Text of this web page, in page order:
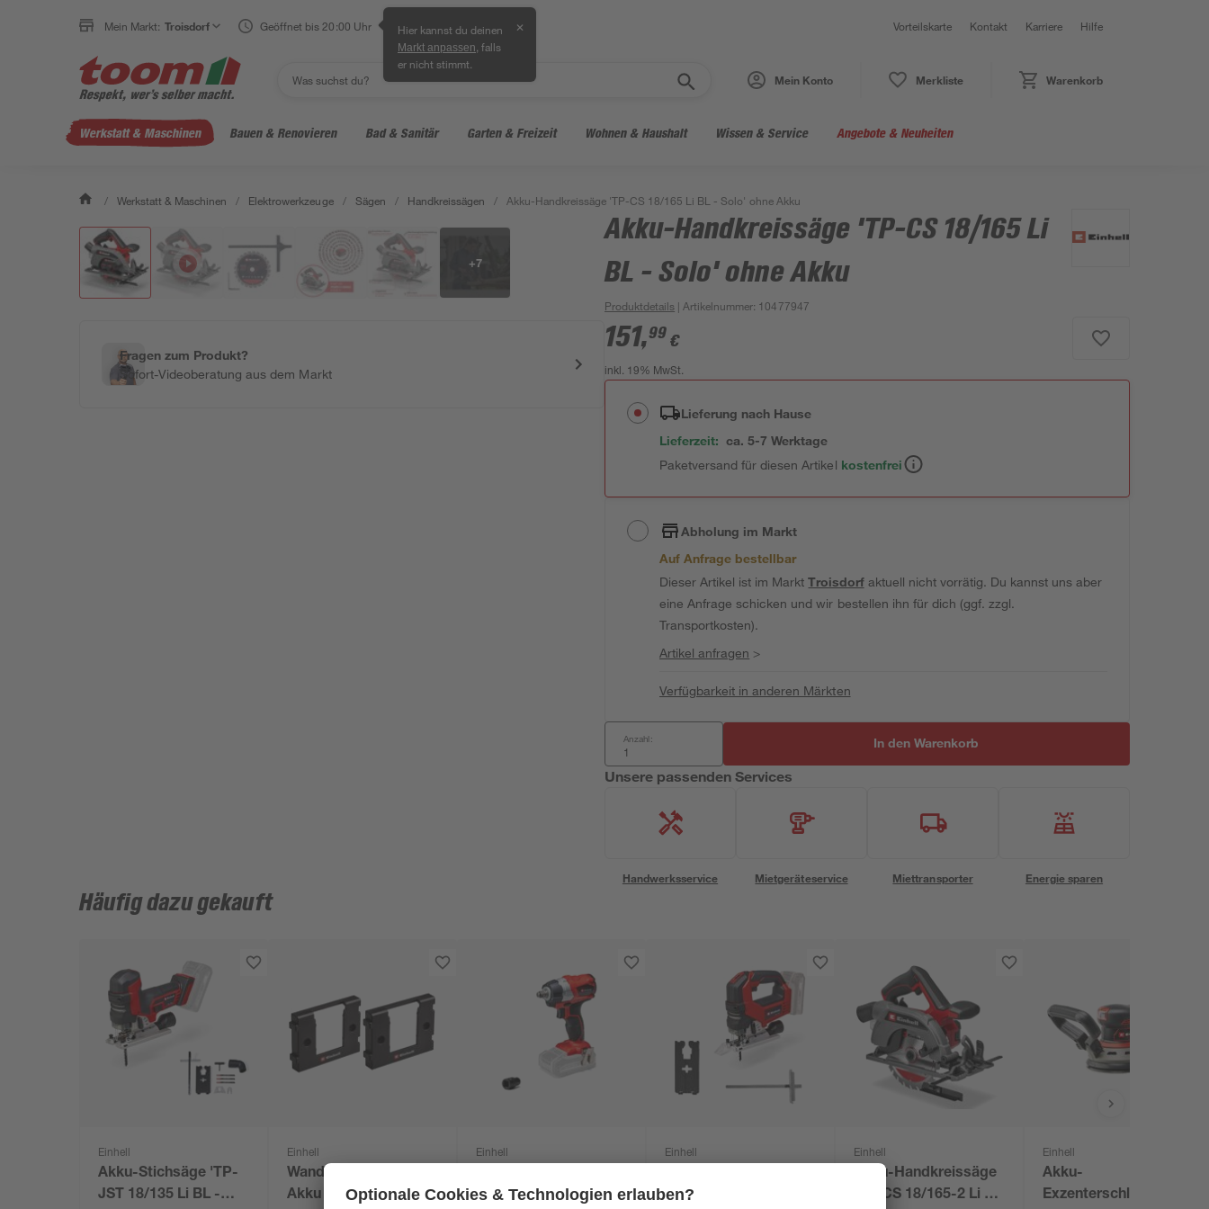
Mein Markt: Troisdorf Geöffnet bis 20:00 Uhr Hier kannst du deinen
Markt anpassen , falls
er nicht stimmt.
✕ Vorteilskarte Kontakt Karriere Hilfe
Mein Konto Merkliste Warenkorb
Werkstatt & Maschinen Bauen & Renovieren Bad & Sanitär Garten & Freizeit Wohnen & Haushalt Wissen & Service Angebote & Neuheiten
/ Werkstatt & Maschinen / Elektrowerkzeuge / Sägen / Handkreissägen / Akku-Handkreissäge 'TP-CS 18/165 Li BL - Solo' ohne Akku
+7
Fragen zum Produkt?
Sofort-Videoberatung aus dem Markt
Akku-Handkreissäge 'TP-CS 18/165 Li
BL - Solo' ohne Akku
Produktdetails | Artikelnummer: 10477947
151,99 €
inkl. 19% MwSt.
Lieferung nach Hause
Lieferzeit: ca. 5-7 Werktage
Paketversand für diesen Artikel kostenfrei
Abholung im Markt
Auf Anfrage bestellbar
Dieser Artikel ist im MarktTroisdorfaktuell nicht vorrätig. Du kannst uns aber
eine Anfrage schicken und wir bestellen ihn für dich (ggf. zzgl.
Transportkosten).
Artikel anfragen >
Verfügbarkeit in anderen Märkten
Anzahl: In den Warenkorb
Unsere passenden Services
Handwerksservice Mietgeräteservice Miettransporter Energie sparen
Häufig dazu gekauft
Einhell
Akku-Stichsäge 'TP-
JST 18/135 Li BL -
Einhell
Wandhalterung für
Akku 2 Stück
Einhell
Schlagschrauber 'TE-
Einhell
JS 18/135 Li BL -
Einhell
Akku-Handkreissäge
'TE-CS 18/165-2 Li -
Einhell
Akku-
Exzenterschleifer 'TP-